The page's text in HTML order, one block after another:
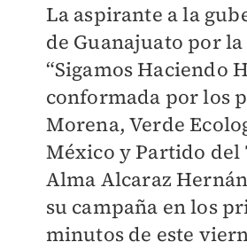
La aspirante a la
de Guanajuato por
“Sigamos Haciendo
conformada por los
Morena, Verde
México y Partido del
Alma Alcaraz
su campaña en los
minutos de este